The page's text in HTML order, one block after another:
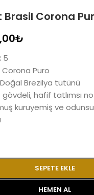
Corona
₺
5
Corona Puro
Doğal Brezilya tütünü
hafif tatlımsı
kuruyemiş ve
SEPETE EKLE
HEMEN AL